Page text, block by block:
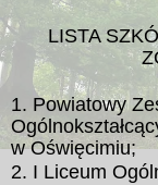
LISTA
1. Powiatowy
w Oświęcimiu;
2. I Liceum